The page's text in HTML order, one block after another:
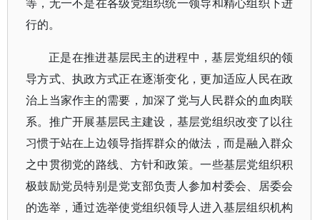
行的。
正是在推进基层民主的进程中，基层党组织的领
导方式、执政方式正在逐渐变化，更加适应人民在政
治上当家作主的需要，加深了党与人民群众的血肉联
系。推广开展基层民主建设，基层党组织改变了以往
习惯于站在上边领导指挥群众的做法，而是融入群众
之中贯彻党的路线、方针和政策。一些基层党组织积
极鼓励党员特别是党支部负责人参加村委会、居委会
的选举，通过选举使党组织领导人进入基层组织机构